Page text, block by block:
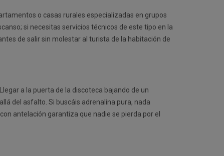
o casas rurales especializadas en grupos
si necesitas servicios técnicos de este tipo en la
de salir sin molestar al turista de la habitación de
a la puerta de la discoteca bajando de un
del asfalto. Si buscáis adrenalina pura, nada
antelación garantiza que nadie se pierda por el